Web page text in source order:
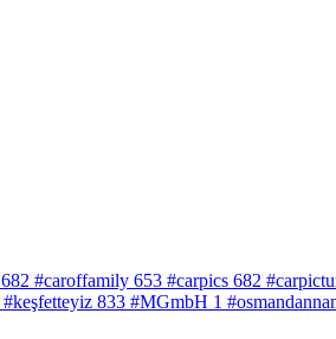
682 #caroffamily 653 #carpics 682
#keşfetteyiz 833 #MGmbH 1